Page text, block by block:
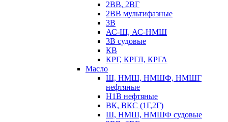
2ВВ, 2ВГ
2ВВ мультифазные
3В
АС-Ш, АС-НМШ
3В судовые
КВ
КРГ, КРГЛ, КРГА
Масло
Ш, НМШ, НМШФ, НМШГ
нефтяные
Н1В нефтяные
ВК, ВКС (1Г,2Г)
Ш, НМШ, НМШФ судовые